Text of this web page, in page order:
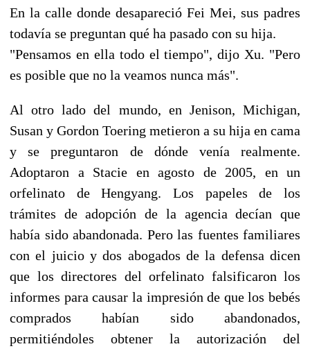
En la calle donde desapareció Fei Mei, sus padres
todavía se preguntan qué ha pasado con su hija.
"Pensamos en ella todo el tiempo", dijo Xu. "Pero
es posible que no la veamos nunca más".
Al otro lado del mundo, en Jenison, Michigan,
Susan y Gordon Toering metieron a su hija en cama
y se preguntaron de dónde venía realmente.
Adoptaron a Stacie en agosto de 2005, en un
orfelinato de Hengyang. Los papeles de los
trámites de adopción de la agencia decían que
había sido abandonada. Pero las fuentes familiares
con el juicio y dos abogados de la defensa dicen
que los directores del orfelinato falsificaron los
informes para causar la impresión de que los bebés
comprados habían sido abandonados,
permitiéndoles obtener la autorización del